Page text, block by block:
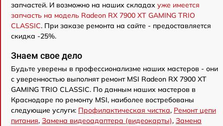
запчастей. И возможно на наших складах уже имеется
запчасть на модель Radeon RX 7900 XT GAMING TRIO
CLASSIC. При заказе ремонта на сайте - предоставляется
скидка -25%.
Знаем свое дело
Будьте уверены в профессионализме наших мастеров - они
с уверенностью выполнят ремонт MSI Radeon RX 7900 XT
GAMING TRIO CLASSIC. По данным наших мастеров в
Краснодаре по ремонту MSI, наиболее востребованы
следующие услуги: Профилактическая чистка, Ремонт цепи
питания, Замена видеоадаптера (видеокарты), Замена